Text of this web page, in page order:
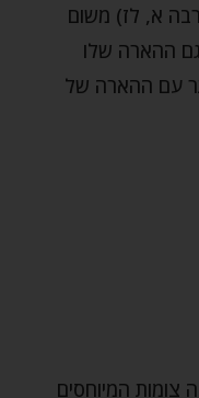
א, לז) משום
ההארה שלו
עם ההארה של
צומות המיוחסים